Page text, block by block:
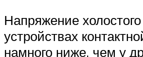
Напряжение
устройствах
намного ниже, чем у